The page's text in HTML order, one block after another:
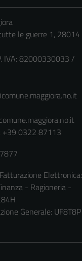
le guerre 1, 28014
IVA: 82000330033 /
+39 0322 87113
Elettronica:
- Ragioneria -
Generale: UF8T8P